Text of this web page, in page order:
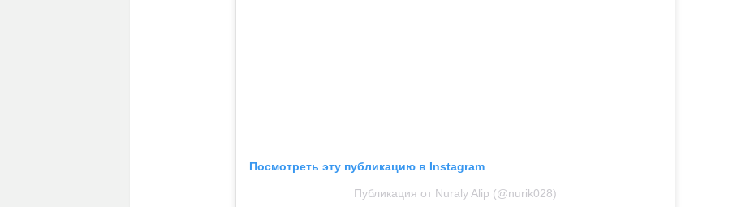
Посмотреть эту публикацию в Instagram
Публикация от Nuraly Alip (@nurik028)